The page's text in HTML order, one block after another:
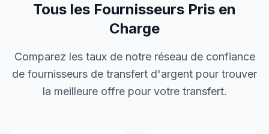
Tous les Fournisseurs Pris en
Charge
Comparez les taux de notre réseau de confiance
de fournisseurs de transfert d'argent pour trouver
la meilleure offre pour votre transfert.